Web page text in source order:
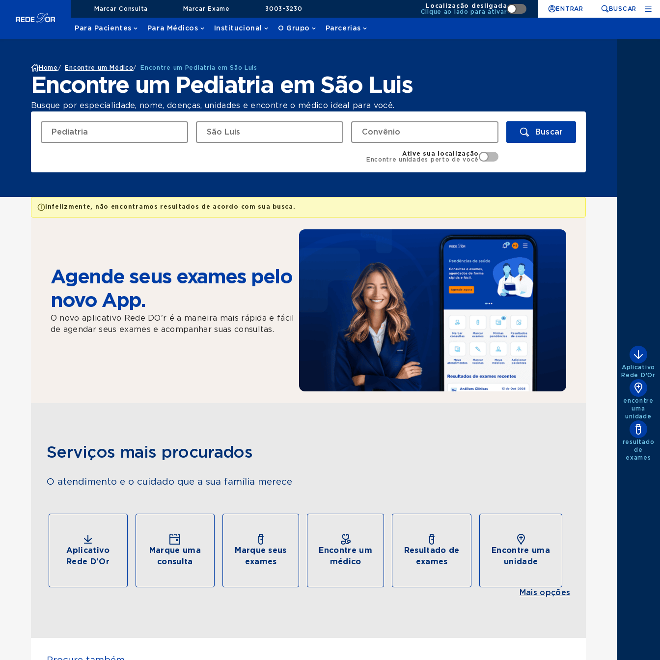
Marcar Consulta Marcar Exame 3003-3230
Localização desligada
Clique ao lado para ativar
ENTRAR BUSCAR
Para Pacientes Para Médicos Institucional O Grupo Parcerias
Home / Encontre um Médico/ Encontre um Pediatria em São Luis
Encontre um Pediatria em São Luis
Busque por especialidade, nome, doenças, unidades e encontre o médico ideal para você.
Buscar
Ative sua localização
Encontre unidades perto de você
Infelizmente, não encontramos resultados de acordo com sua busca.
Agende seus exames pelo
novo App.
O novo aplicativo Rede DO'r é a maneira mais rápida e fácil
de agendar seus exames e acompanhar suas consultas.
Serviços mais procurados
O atendimento e o cuidado que a sua família merece
Aplicativo
Rede D'Or
Marque uma
consulta
Marque seus
exames
Encontre um
médico
Resultado de
exames
Encontre uma
unidade
Mais opções
Aplicativo
Rede D'Or
encontre
uma
unidade
resultado
de
exames